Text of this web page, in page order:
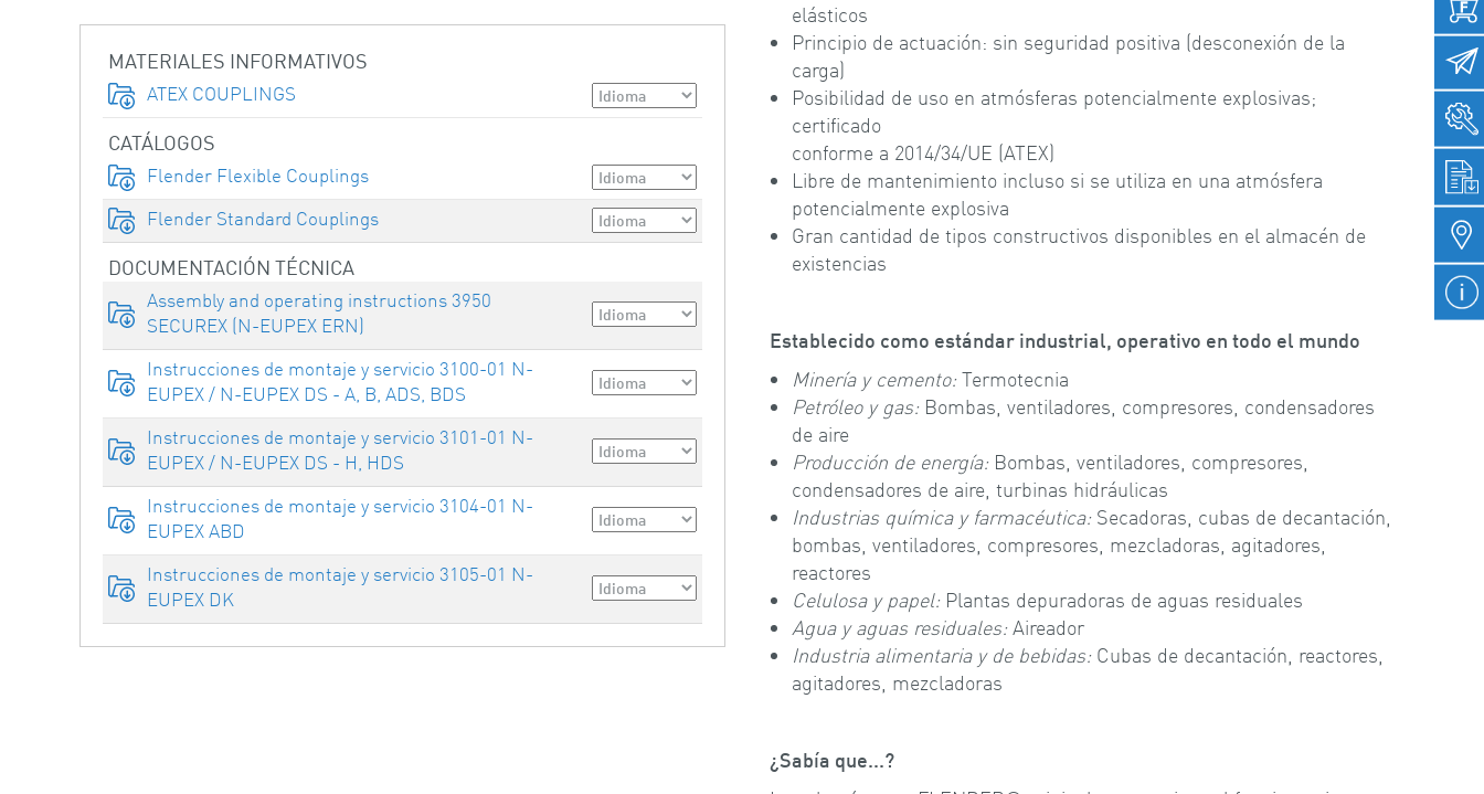
MATERIALES INFORMATIVOS
ATEX COUPLINGS
CATÁLOGOS
Flender Flexible Couplings
Flender Standard Couplings
DOCUMENTACIÓN TÉCNICA
Assembly and operating instructions 3950
SECUREX (N-EUPEX ERN)
Instrucciones de montaje y servicio 3100-01 N-
EUPEX / N-EUPEX DS - A, B, ADS, BDS
Instrucciones de montaje y servicio 3101-01 N-
EUPEX / N-EUPEX DS - H, HDS
Instrucciones de montaje y servicio 3104-01 N-
EUPEX ABD
Instrucciones de montaje y servicio 3105-01 N-
EUPEX DK
elásticos
Principio de actuación: sin seguridad positiva (desconexión de la
carga)
Posibilidad de uso en atmósferas potencialmente explosivas;
certificado
conforme a 2014/34/UE (ATEX)
Libre de mantenimiento incluso si se utiliza en una atmósfera
potencialmente explosiva
Gran cantidad de tipos constructivos disponibles en el almacén de
existencias
Establecido como estándar industrial, operativo en todo el mundo
Minería y cemento:Termotecnia
Petróleo y gas:Bombas, ventiladores, compresores, condensadores
de aire
Producción de energía: Bombas, ventiladores, compresores,
condensadores de aire, turbinas hidráulicas
Industrias química y farmacéutica:Secadoras, cubas de decantación,
bombas, ventiladores, compresores, mezcladoras, agitadores,
reactores
Celulosa y papel:Plantas depuradoras de aguas residuales
Agua y aguas residuales:Aireador
Industria alimentaria y de bebidas:Cubas de decantación, reactores,
agitadores, mezcladoras
¿Sabía que...?